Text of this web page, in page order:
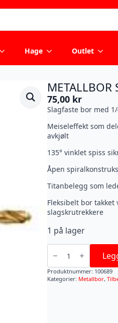
Hage Outlet
METALLBOR
75,00 kr
Slagfaste bor med
Meiseleffekt som
avkjølt
135° vinklet spiss
Åpen
Titanbelegg som
Fleksibelt bor
slagskrutrekkere
1 på lager
METALLBOR
SW
TIN
8,0MM
antall
Produktnummer: 100689
Kategorier: Metallbor,